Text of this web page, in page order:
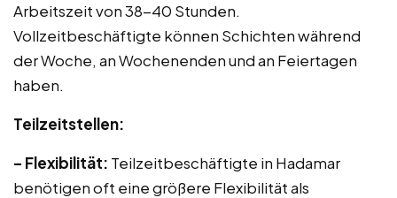
Arbeitszeit von 38-40 Stunden.
Vollzeitbeschäftigte können Schichten während
der Woche, an Wochenenden und an Feiertagen
haben.
Teilzeitstellen:
– Flexibilität: Teilzeitbeschäftigte in Hadamar
benötigen oft eine größere Flexibilität als